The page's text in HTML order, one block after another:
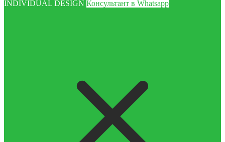
INDIVIDUAL DESIGN Консультант в Whatsapp